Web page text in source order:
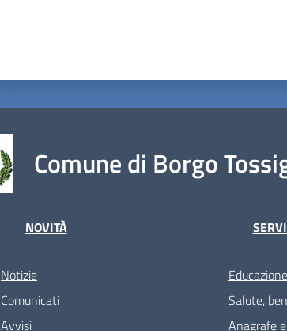
Comune di Borgo
NOVITÀ
Notizie
Comunicati
Avvisi
Salute,
Anagrafe